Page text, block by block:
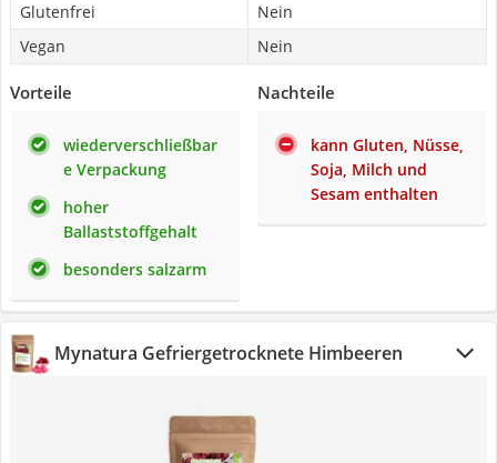
Glutenfrei
Nein
Vegan
Nein
Vorteile
wiederverschließbar
e Verpackung
hoher
Ballaststoffgehalt
besonders salzarm
Nachteile
kann Gluten, Nüsse,
Soja, Milch und
Sesam enthalten
Mynatura Gefriergetrocknete Himbeeren